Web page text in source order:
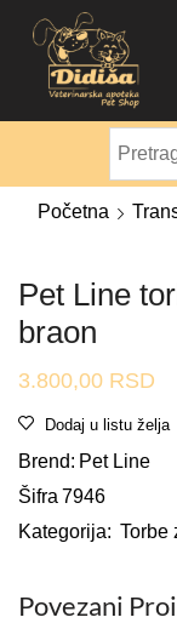
Početna
Pet Line
braon
3.800,00 RSD
Dodaj u listu želja
Brend: Pet Line
Šifra 7946
Kategorija: Torbe
Povezani